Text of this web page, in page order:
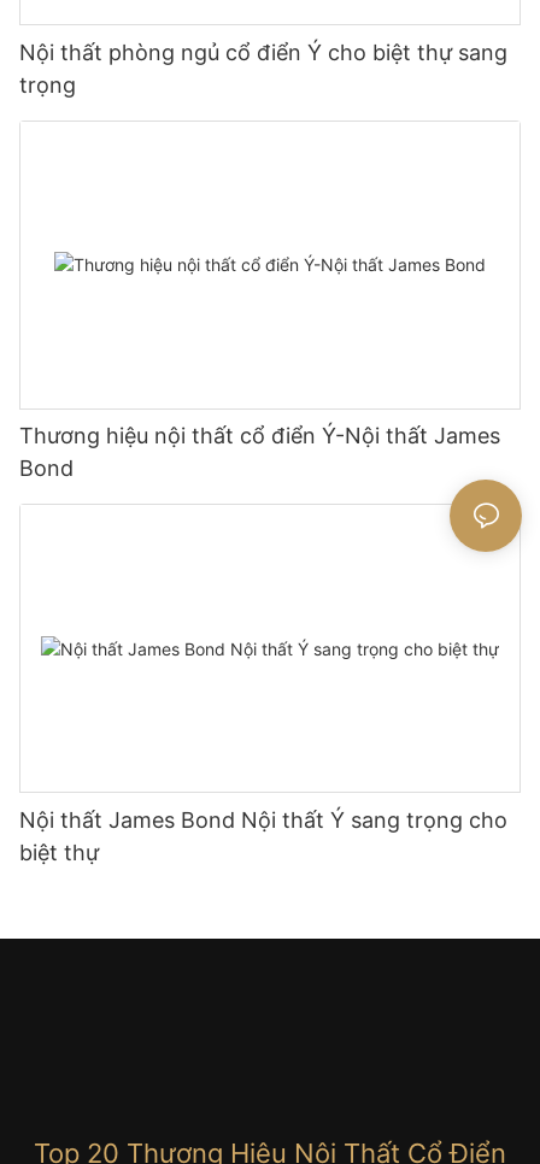
Nội thất phòng ngủ cổ điển Ý cho biệt thự sang
trọng
Thương hiệu nội thất cổ điển Ý-Nội thất James
Bond
Nội thất James Bond Nội thất Ý sang trọng cho
biệt thự
Top 20 Thương Hiệu Nội Thất Cổ Điển